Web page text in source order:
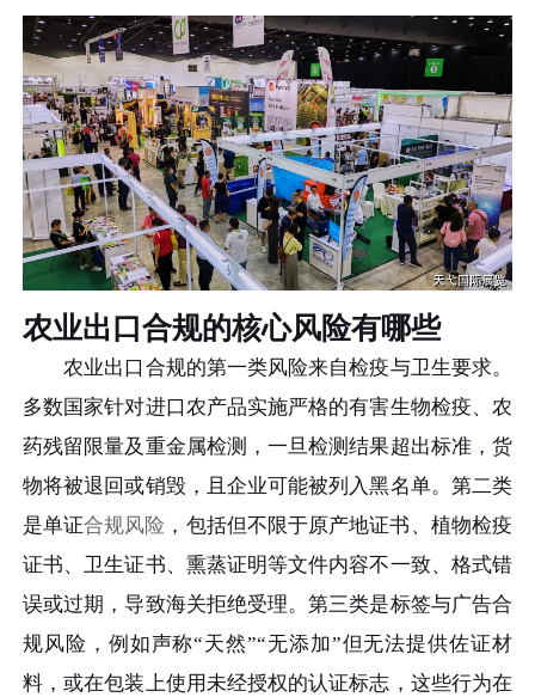
农业出口合规的核心风险有哪些
农业出口合规的第一类风险来自检疫与卫生要求。
多数国家针对进口农产品实施严格的有害生物检疫、农
药残留限量及重金属检测，一旦检测结果超出标准，货
物将被退回或销毁，且企业可能被列入黑名单。第二类
是单证合规风险 ，包括但不限于原产地证书、植物检疫
证书、卫生证书、熏蒸证明等文件内容不一致、格式错
误或过期，导致海关拒绝受理。第三类是标签与广告合
规风险，例如声称“天然”“无添加”但无法提供佐证材
料，或在包装上使用未经授权的认证标志，这些行为在